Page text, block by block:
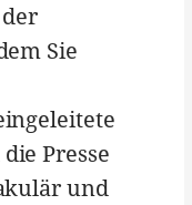
Sie
Presse
und